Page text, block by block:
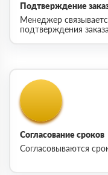
Подтверждение
Менеджер
подтверждения заказа
Согласование сроков
Согласовываются